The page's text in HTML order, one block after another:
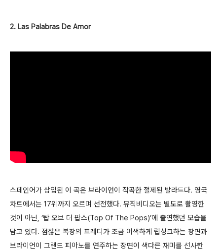
2. Las Palabras De Amor
스페인어가 삽입된 이 곡은 브라이언이 작곡한 절제된 발라드다. 영국
차트에서는 17위까지 오르며 선전했다. 뮤직비디오는 별도로 촬영한
것이 아닌, ‘탑 오브 더 팝스(Top Of The Pops)’에 출연했던 모습을
담고 있다. 점잖은 복장의 프레디가 조금 어색하게 립싱크하는 장면과
브라이언이 그랜드 피아노를 연주하는 장면이 색다른 재미를 선사한